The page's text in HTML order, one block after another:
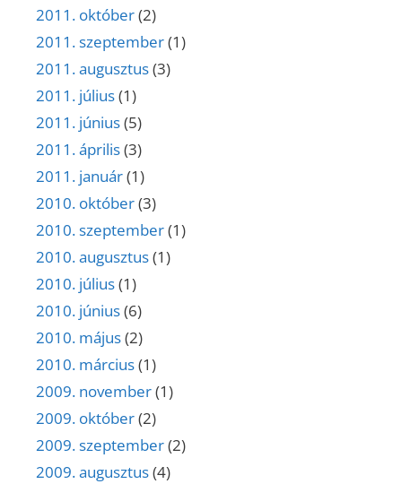
2011. október(2)
2011. szeptember(1)
2011. augusztus(3)
2011. július(1)
2011. június(5)
2011. április(3)
2011. január(1)
2010. október(3)
2010. szeptember(1)
2010. augusztus(1)
2010. július(1)
2010. június(6)
2010. május(2)
2010. március(1)
2009. november(1)
2009. október(2)
2009. szeptember(2)
2009. augusztus(4)